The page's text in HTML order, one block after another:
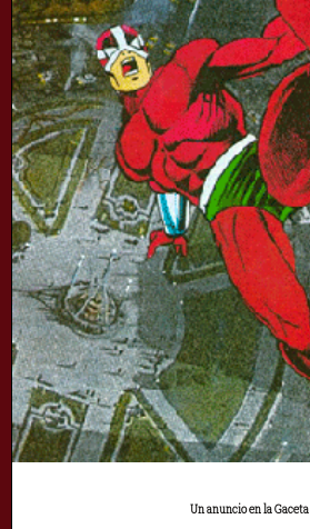
Un anuncio en la Gaceta